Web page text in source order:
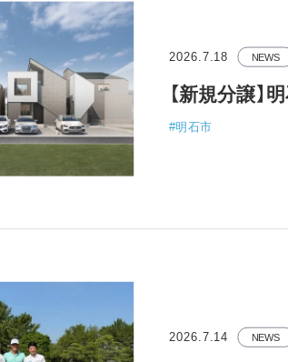
2026.7.18 NEWS
【新規分譲
#明石市
2026.7.14 NEWS